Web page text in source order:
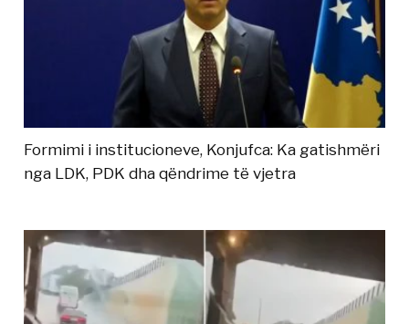
Formimi i institucioneve, Konjufca: Ka gatishmëri
nga LDK, PDK dha qëndrime të vjetra